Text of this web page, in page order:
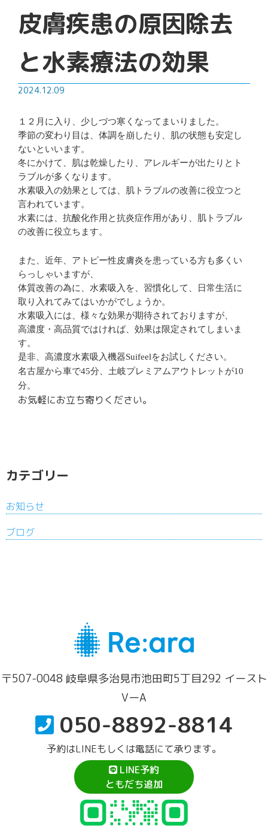
皮膚疾患の原因除去
と水素療法の効果
2024.12.09
１２ 月に入り、少しづつ寒くなってまいりました。
季節の変わり目は、体調を崩したり、肌の状態も安定し
ないといいます。
冬にかけて、肌は乾燥したり、アレルギーが出たりとト
ラブルが多くなります。
水素吸入の効果としては、肌トラブルの改善に役立つと
言われています。
水素には、抗酸化作用と抗炎症作用があり、肌トラブル
の改善に役立ちます。
また、近年、アトピー性皮膚炎を患っている方も多くい
らっしゃいますが、
体質改善の為に、水素吸入を、習慣化して、日常生活に
取り入れてみてはいかがでしょうか。
水素吸入には、様々な効果が期待されておりますが、
高濃度・高品質ではければ、効果は限定されてしまいま
す。
是非、高濃度水素吸入機器Suifeelをお試しください。
名古屋から車で45分、土岐プレミアムアウトレットが10
分。
お気軽にお立ち寄りください。
カテゴリー
お知らせ
ブログ
〒507-0048 岐阜県多治見市池田町5丁目292 イースト
VーA
050-8892-8814
予約はLINEもしくは電話にて承ります。
LINE予約
ともだち追加